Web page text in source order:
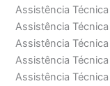
Assistência
Assistência
Assistência
Assistência
Assistência